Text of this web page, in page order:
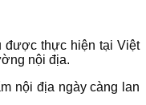
được thực hiện tại Việt
nội địa.
nội địa ngày càng lan